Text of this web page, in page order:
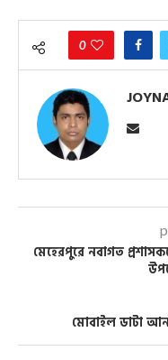
0
মেহেরপুরে নবাগত
মোবাইল ডাটা